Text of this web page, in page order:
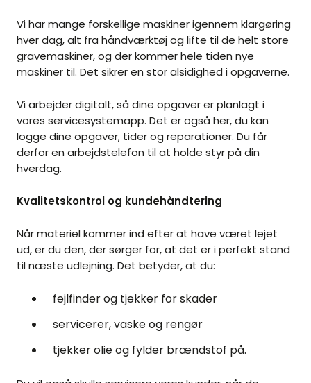
Vi har mange forskellige maskiner igennem klargøring
hver dag, alt fra håndværktøj og lifte til de helt store
gravemaskiner, og der kommer hele tiden nye
maskiner til. Det sikrer en stor alsidighed i opgaverne.
Vi arbejder digitalt, så dine opgaver er planlagt i
vores servicesystemapp. Det er også her, du kan
logge dine opgaver, tider og reparationer. Du får
derfor en arbejdstelefon til at holde styr på din
hverdag.
Kvalitetskontrol og kundehåndtering
Når materiel kommer ind efter at have været lejet
ud, er du den, der sørger for, at det er i perfekt stand
til næste udlejning. Det betyder, at du:
fejlfinder og tjekker for skader
servicerer, vaske og rengør
tjekker olie og fylder brændstof på.